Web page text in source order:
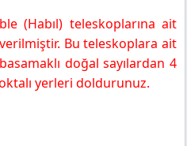
(Habıl) teleskoplarına ait
Bu teleskoplara ait
doğal sayılardan 4
yerleri doldurunuz.